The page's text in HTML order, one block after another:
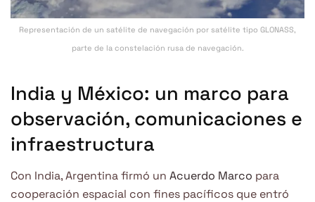
Representación de un satélite de navegación por satélite tipo GLONASS,
parte de la constelación rusa de navegación.
India y México: un marco para
observación, comunicaciones e
infraestructura
Con India, Argentina firmó un Acuerdo Marco para
cooperación espacial con fines pacíficos que entró